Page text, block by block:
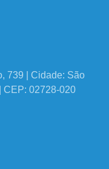
739 | Cidade: São
CEP: 02728-020